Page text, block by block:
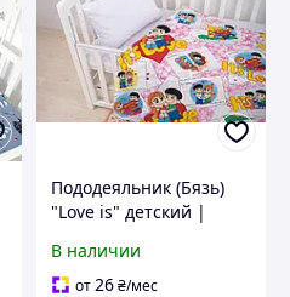
Пододеяльник (Бязь)
"Love is" детский |
В наличии
от 26₴/мес